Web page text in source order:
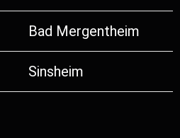
Bad Mergentheim
Sinsheim